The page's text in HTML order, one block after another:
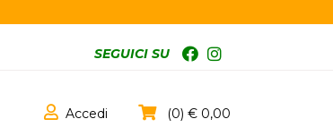
SEGUICI SU
Accedi 0 0,00